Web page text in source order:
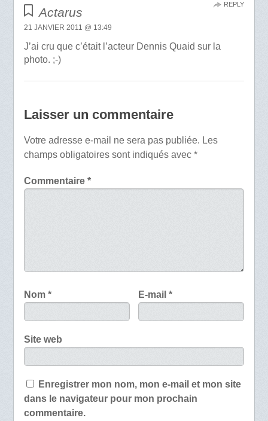
Actarus
21 JANVIER 2011 @ 13:49
J’ai cru que c’était l’acteur Dennis Quaid sur la
photo. ;-)
REPLY
Laisser un commentaire
Votre adresse e-mail ne sera pas publiée. Les
champs obligatoires sont indiqués avec *
Commentaire *
Nom * E-mail*
Site web
Enregistrer mon nom, mon e-mail et mon site
dans le navigateur pour mon prochain
commentaire.